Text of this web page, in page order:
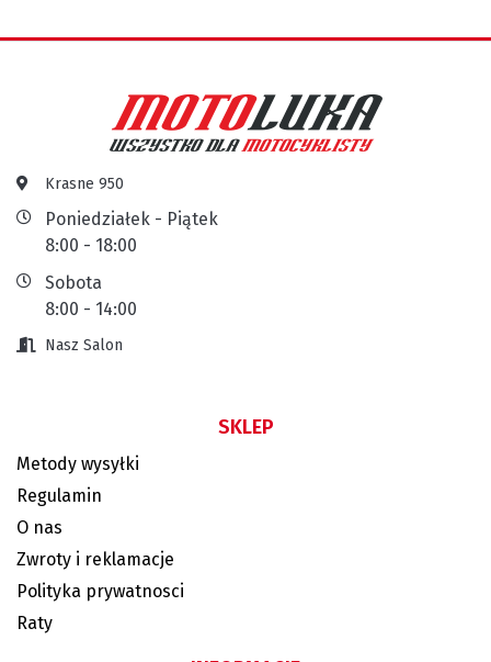
Krasne 950
Poniedziałek - Piątek
8:00 - 18:00
Sobota
8:00 - 14:00
Nasz Salon
SKLEP
Metody wysyłki
Regulamin
O nas
Zwroty i reklamacje
Polityka prywatnosci
Raty